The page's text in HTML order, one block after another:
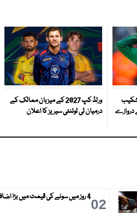
شکیب
دروازے
ورلڈ کپ 2027 کے میزبان ممالک کے
درمیان ٹی ٹوئنٹی سیریز کا اعلان
024 روز میں سونے کی قیمت میں بڑا اضافہ